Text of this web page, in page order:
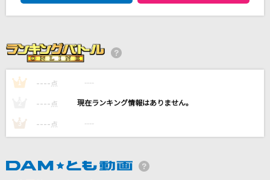
三代目 J SOUL BROTHERS from EXILE TRIBE
[生音]Everything
白い季節
1 ---- 点 ----
---- 点 ----
3 ---- 点 ----